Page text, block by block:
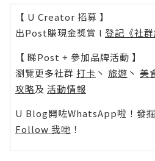
【 U Creator 招募 】
出Post賺現金獎賞 l 登記《社群
【 睇Post + 參加品牌活動 】
瀏覽更多社群 打卡 丶 旅遊 丶 美
攻略及 活動情報
U Blog開咗WhatsApp啦！發掘
Follow 我哋 ！